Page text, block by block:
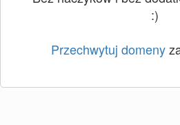
:)
Przechwytuj domeny